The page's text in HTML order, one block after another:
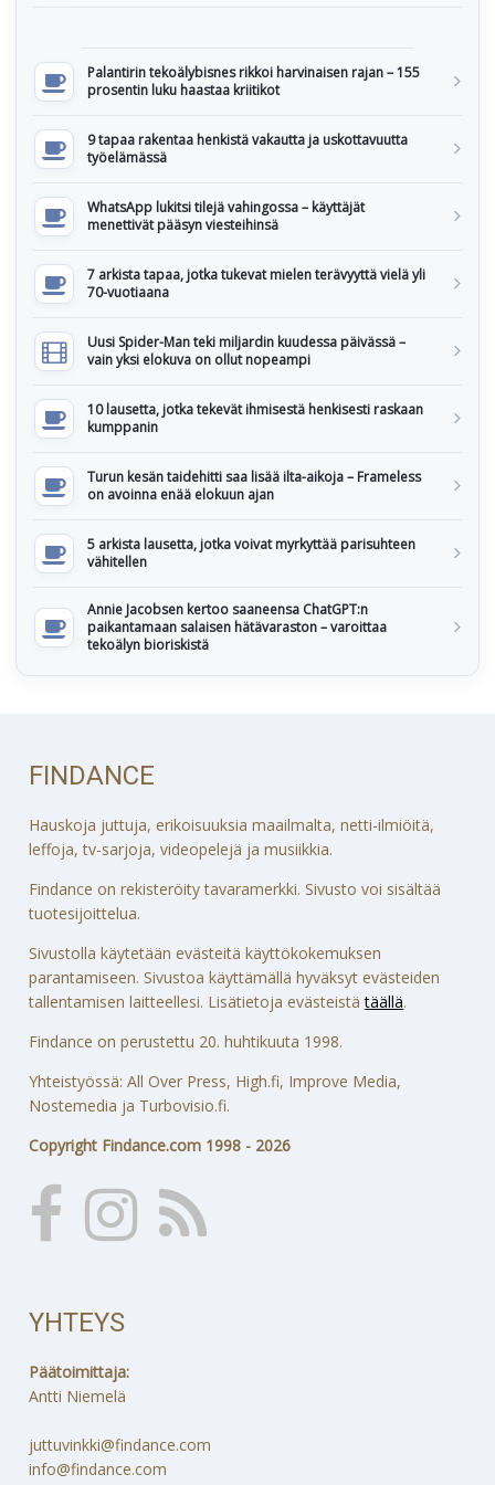
Palantirin tekoälybisnes rikkoi harvinaisen rajan – 155
prosentin luku haastaa kriitikot
9 tapaa rakentaa henkistä vakautta ja uskottavuutta
työelämässä
WhatsApp lukitsi tilejä vahingossa – käyttäjät
menettivät pääsyn viesteihinsä
7 arkista tapaa, jotka tukevat mielen terävyyttä vielä yli
70-vuotiaana
Uusi Spider-Man teki miljardin kuudessa päivässä –
vain yksi elokuva on ollut nopeampi
10 lausetta, jotka tekevät ihmisestä henkisesti raskaan
kumppanin
Turun kesän taidehitti saa lisää ilta-aikoja – Frameless
on avoinna enää elokuun ajan
5 arkista lausetta, jotka voivat myrkyttää parisuhteen
vähitellen
Annie Jacobsen kertoo saaneensa ChatGPT:n
paikantamaan salaisen hätävaraston – varoittaa
tekoälyn bioriskistä
FINDANCE
Hauskoja juttuja, erikoisuuksia maailmalta, netti-ilmiöitä,
leffoja, tv-sarjoja, videopelejä ja musiikkia.
Findance on rekisteröity tavaramerkki. Sivusto voi sisältää
tuotesijoittelua.
Sivustolla käytetään evästeitä käyttökokemuksen
parantamiseen. Sivustoa käyttämällä hyväksyt evästeiden
tallentamisen laitteellesi. Lisätietoja evästeistätäällä.
Findance on perustettu 20. huhtikuuta 1998.
Yhteistyössä: All Over Press, High.fi, Improve Media,
Nostemedia ja Turbovisio.fi.
Copyright Findance.com 1998 - 2026
YHTEYS
Päätoimittaja:
Antti Niemelä
juttuvinkki@findance.com
info@findance.com